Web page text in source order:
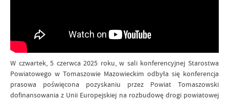
W czwartek, 5 czerwca 2025 roku, w sali konferencyjnej Starostwa
Powiatowego w Tomaszowie Mazowieckim odbyła się konferencja
prasowa poświęcona pozyskaniu przez Powiat Tomaszowski
dofinansowania z Unii Europejskiej na rozbudowę drogi powiatowej